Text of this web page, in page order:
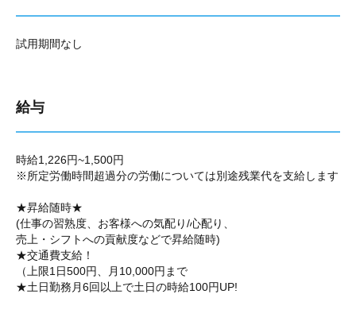
試用期間なし
給与
時給1,226円~1,500円
※所定労働時間超過分の労働については別途残業代を支給します
★昇給随時★
(仕事の習熟度、お客様への気配り/心配り、
売上・シフトへの貢献度などで昇給随時)
★交通費支給！
（上限1日500円、月10,000円まで
★土日勤務月6回以上で土日の時給100円UP!